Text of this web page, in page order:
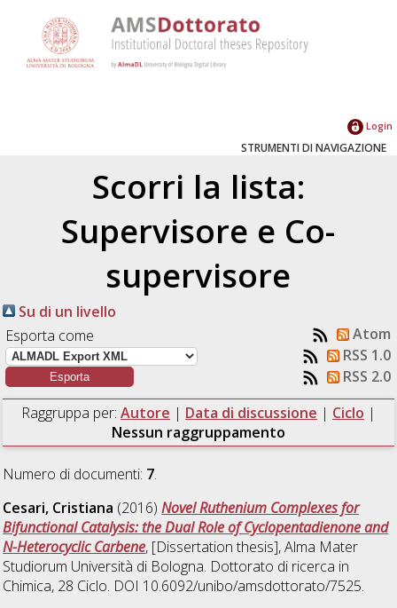
Login
STRUMENTI DI NAVIGAZIONE
Scorri la lista:
Supervisore e Co-
supervisore
Su di un livello
Esporta come
Atom
RSS 1.0
RSS 2.0
Raggruppa per: Autore | Data di discussione | Ciclo |
Nessun raggruppamento
Numero di documenti: 7.
Cesari, Cristiana (2016)Novel Ruthenium Complexes for
Bifunctional Catalysis: the Dual Role of Cyclopentadienone and
N-Heterocyclic Carbene, [Dissertation thesis], Alma Mater
Studiorum Università di Bologna. Dottorato di ricerca in
Chimica, 28 Ciclo. DOI 10.6092/unibo/amsdottorato/7525.